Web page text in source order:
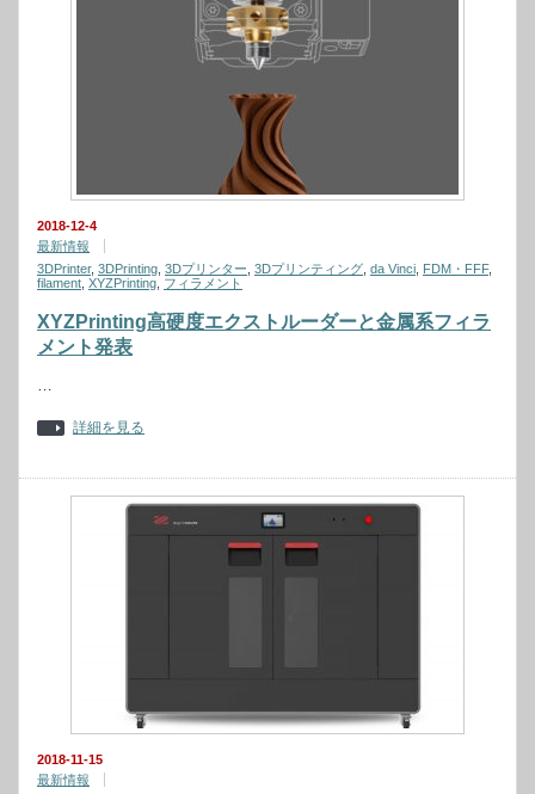
2018-12-4
最新情報
3DPrinter, 3DPrinting 3Dプリンター 3Dプリンティング da Vinci FDM・FFF,
filament XYZPrinting フィラメント
XYZPrinting高硬度エクストルーダーと金属系フィラ
メント発表
…
詳細を見る
2018-11-15
最新情報